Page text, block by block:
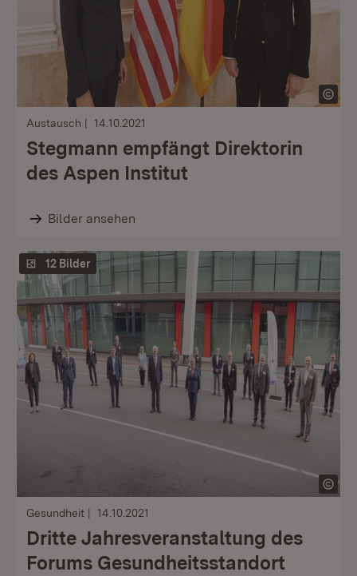
Austausch 14.10.2021
Stegmann empfängt Direktorin
des Aspen Institut
Bilder ansehen
12 Bilder
Gesundheit 14.10.2021
Dritte Jahresveranstaltung des
Forums Gesundheitsstandort